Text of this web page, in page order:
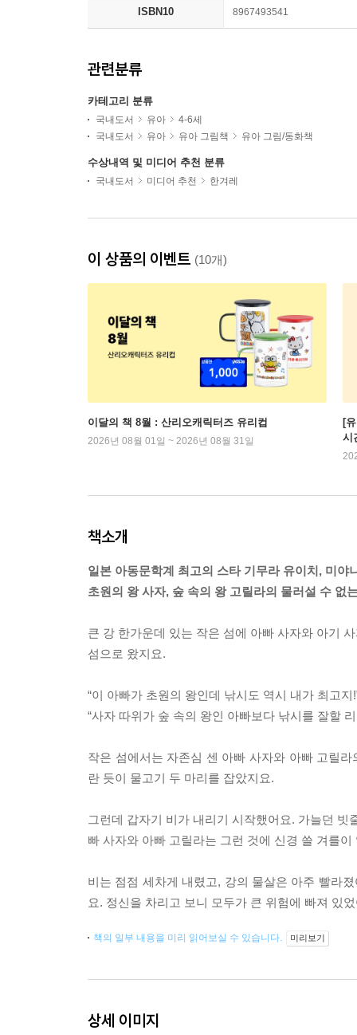
ISBN10 8967493541
관련분류
카테고리 분류
국내도서 유아
4-6세
국내도서
유아 유아 그림책 유아 그림/동화책
수상내역 및 미디어 추천 분류
국내도서 미디어 추천 한겨레
이 상품의 이벤트 (10개)
이달의 책 8월 : 산리오캐릭터즈 유리컵
2026년 08월 01일 ~ 2026년 08월 31일
[
시
책소개
일본 아동문학계 최고의 스타 기무라 유이치, 미야
초원의 왕 사자, 숲 속의 왕 고릴라의 물러설 수 없
큰 강 한가운데 있는 작은 섬에 아빠 사자와 아기
섬으로 왔지요.
“이 아빠가 초원의 왕인데 낚시도 역시 내가 최고지
“사자 따위가 숲 속의 왕인 아빠보다 낚시를 잘할
작은 섬에서는 자존심 센 아빠 사자와 아빠 고릴
란 듯이 물고기 두 마리를 잡았지요.
그런데 갑자기 비가 내리기 시작했어요. 가늘던
빠 사자와 아빠 고릴라는 그런 것에 신경 쓸 겨를
비는 점점 세차게 내렸고, 강의 물살은 아주 빨라
요. 정신을 차리고 보니 모두가 큰 위험에 빠져 있
책의 일부 내용을 미리 읽어보실 수 있습니다. 미리보기
상세 이미지